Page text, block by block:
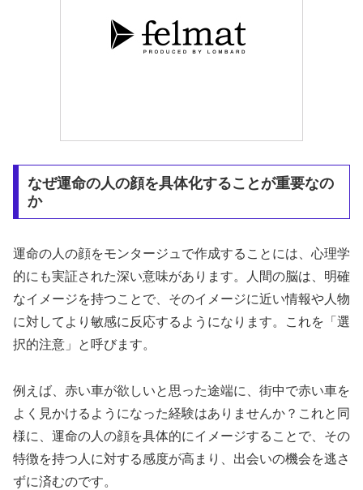
なぜ運命の人の顔を具体化することが重要なの
か
運命の人の顔をモンタージュで作成することには、心理学
的にも実証された深い意味があります。人間の脳は、明確
なイメージを持つことで、そのイメージに近い情報や人物
に対してより敏感に反応するようになります。これを「選
択的注意」と呼びます。
例えば、赤い車が欲しいと思った途端に、街中で赤い車を
よく見かけるようになった経験はありませんか？これと同
様に、運命の人の顔を具体的にイメージすることで、その
特徴を持つ人に対する感度が高まり、出会いの機会を逃さ
ずに済むのです。